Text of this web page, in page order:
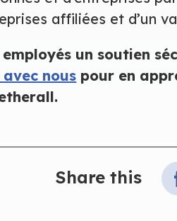
affiliées et d’un
un soutien
nous pour en
Share this